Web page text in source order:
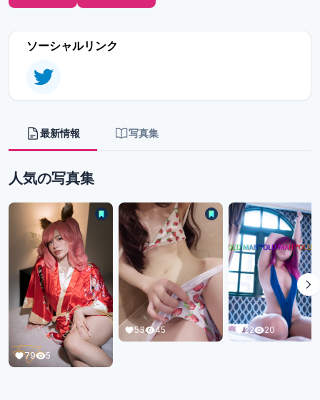
ソーシャルリンク
最新情報 写真集
人気の写真集
79 5
53 45 22 20